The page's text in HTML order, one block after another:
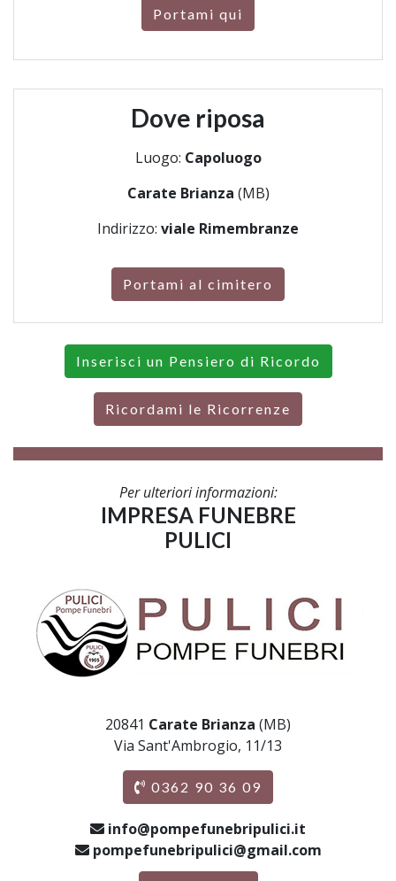
Portami qui
Dove riposa
Luogo: Capoluogo
Carate Brianza (MB)
Indirizzo: viale Rimembranze
Portami al cimitero
Inserisci un Pensiero di Ricordo
Ricordami le Ricorrenze
Per ulteriori informazioni:
IMPRESA FUNEBRE
PULICI
20841 Carate Brianza (MB)
Via Sant'Ambrogio, 11/13
0362 90 36 09
info@pompefunebripulici.it
pompefunebripulici@gmail.com